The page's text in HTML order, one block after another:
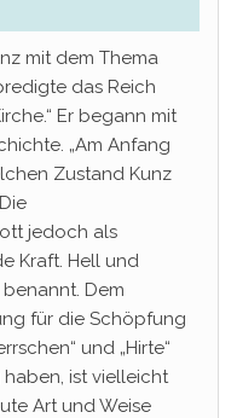
mit dem Thema
das Reich
Er begann mit
„Am Anfang
Zustand Kunz
jedoch als
Kraft. Hell und
Dem
für die Schöpfung
und „Hirte“
ist vielleicht
Art und Weise